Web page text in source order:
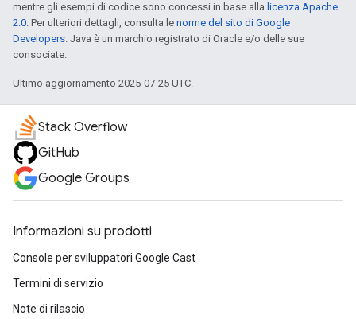
mentre gli esempi di codice sono concessi in base alla licenza Apache
2.0. Per ulteriori dettagli, consulta le norme del sito di Google
Developers. Java è un marchio registrato di Oracle e/o delle sue
consociate.
Ultimo aggiornamento 2025-07-25 UTC.
Stack Overflow
GitHub
Google Groups
Informazioni su prodotti
Console per sviluppatori Google Cast
Termini di servizio
Note di rilascio